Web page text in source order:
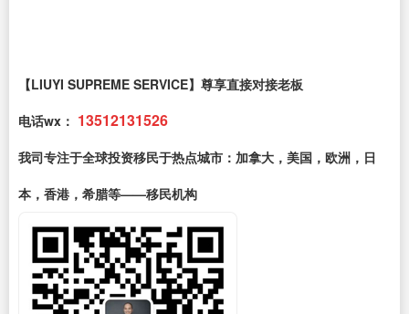
【LIUYI SUPREME SERVICE】尊享直接对接老板
电话wx： 13512131526
我司专注于全球投资移民于热点城市：加拿大，美国，欧洲，日
本，香港，希腊等——移民机构